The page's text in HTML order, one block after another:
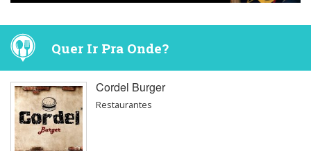
Quer Ir Pra Onde?
Cordel Burger
Restaurantes